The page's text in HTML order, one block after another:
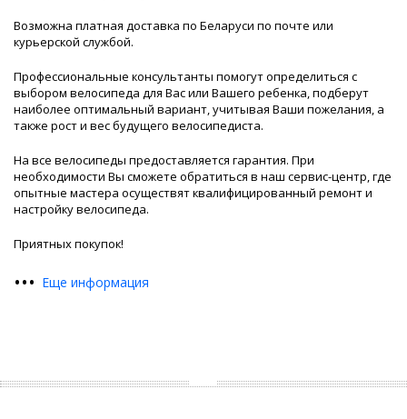
Возможна платная доставка по Беларуси по почте или
курьерской службой.
Профессиональные консультанты помогут определиться с
выбором велосипеда для Вас или Вашего ребенка, подберут
наиболее оптимальный вариант, учитывая Ваши пожелания, а
также рост и вес будущего велосипедиста.
На все велосипеды предоставляется гарантия. При
необходимости Вы сможете обратиться в наш сервис-центр, где
опытные мастера осуществят квалифицированный ремонт и
настройку велосипеда.
Приятных покупок!
••• Еще информация